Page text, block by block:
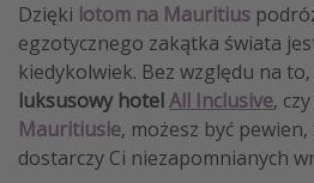
Więcej tematów
Newsy, ciekawostki, porady
Najlepsze aplikacje podróżnicze
Dzięki lotom na Mauritius
egzotycznego zakątka świata
kiedykolwiek. Bez względu na
luksusowy hotelAll Inclusive,
Mauritiusie, możesz być
dostarczy Ci niezapomnianych